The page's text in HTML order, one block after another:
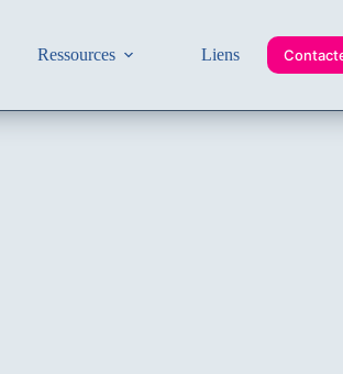
Ressources Liens